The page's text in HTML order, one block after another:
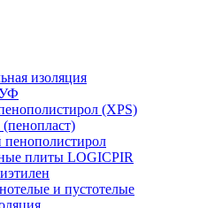
изоляция
(XPS)
плиты LOGICPIR
и пустотелые